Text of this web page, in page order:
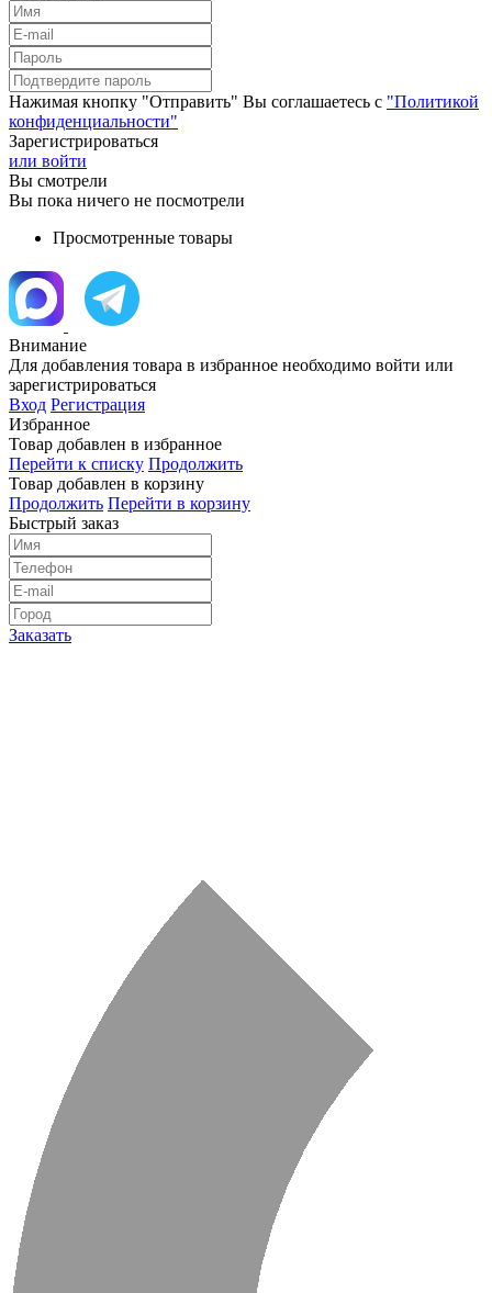
Нажимая кнопку "Отправить" Вы соглашаетесь с "Политикой
конфиденциальности"
Зарегистрироваться
или войти
Вы смотрели
Вы пока ничего не посмотрели
Просмотренные товары
Внимание
Для добавления товара в избранное необходимо войти или
зарегистрироваться
Вход Регистрация
Избранное
Товар добавлен в избранное
Перейти к списку Продолжить
Товар добавлен в корзину
Продолжить Перейти в корзину
Быстрый заказ
Заказать